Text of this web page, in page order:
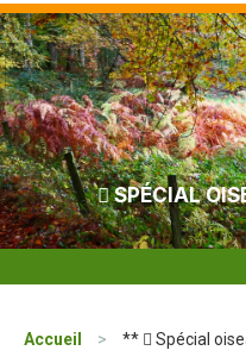
 SPÉCIAL
Accueil > **  Spécial